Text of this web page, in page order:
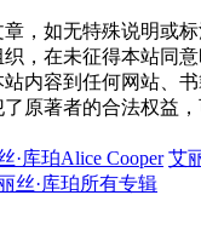
，如无特殊说明或
，在未征得本站同
内容到任何网站、书
原著者的合法权益
·库珀Alice Cooper 艾
丝·库珀所有专辑